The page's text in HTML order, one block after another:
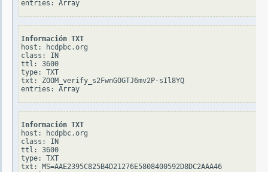
Información TXT
host: hcdpbc.org
class: IN
ttl: 3600
type: TXT
txt: ZOOM_verify_s2FwnGOGTJ6mv2P-sIl8YQ
Información TXT
host: hcdpbc.org
class: IN
ttl: 3600
type: TXT
txt: MS=AAE2395C825B4D21276E5808400592D8DC2AAA46